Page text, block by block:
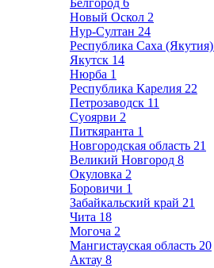
Белгород 6
Новый Оскол 2
Нур-Султан 24
Республика Саха (Якутия)
Якутск 14
Нюрба 1
Республика Карелия 22
Петрозаводск 11
Суоярви 2
Питкяранта 1
Новгородская область 21
Великий Новгород 8
Окуловка 2
Боровичи 1
Забайкальский край 21
Чита 18
Могоча 2
Мангистауская область 20
Актау 8